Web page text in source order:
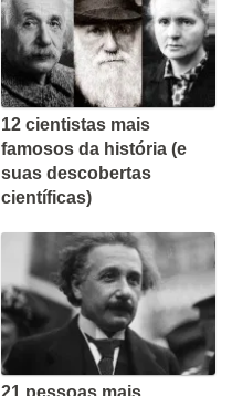
12 cientistas mais
famosos da história (e
suas descobertas
científicas)